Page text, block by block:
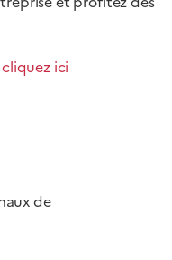
cliquez ici
de